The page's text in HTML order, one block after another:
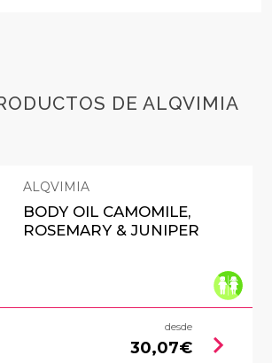
DE ALQVIMIA
ALQVIMIA
BODY OIL CAMOMILE,
ROSEMARY & JUNIPER
desde
30,07€ chevron_right